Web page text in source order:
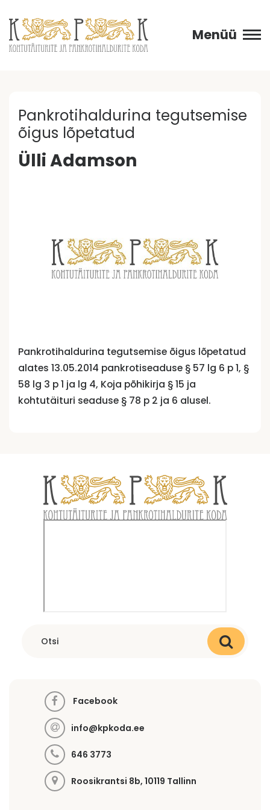
Menüü
Pankrotihaldurina tegutsemise
õigus lõpetatud
Ülli Adamson
Pankrotihaldurina tegutsemise õigus lõpetatud
alates 13.05.2014 pankrotiseaduse § 57 lg 6 p 1, §
58 lg 3 p 1 ja lg 4, Koja põhikirja § 15 ja
kohtutäituri seaduse § 78 p 2 ja 6 alusel.
Facebook
info@kpkoda.ee
646 3773
Roosikrantsi 8b, 10119 Tallinn